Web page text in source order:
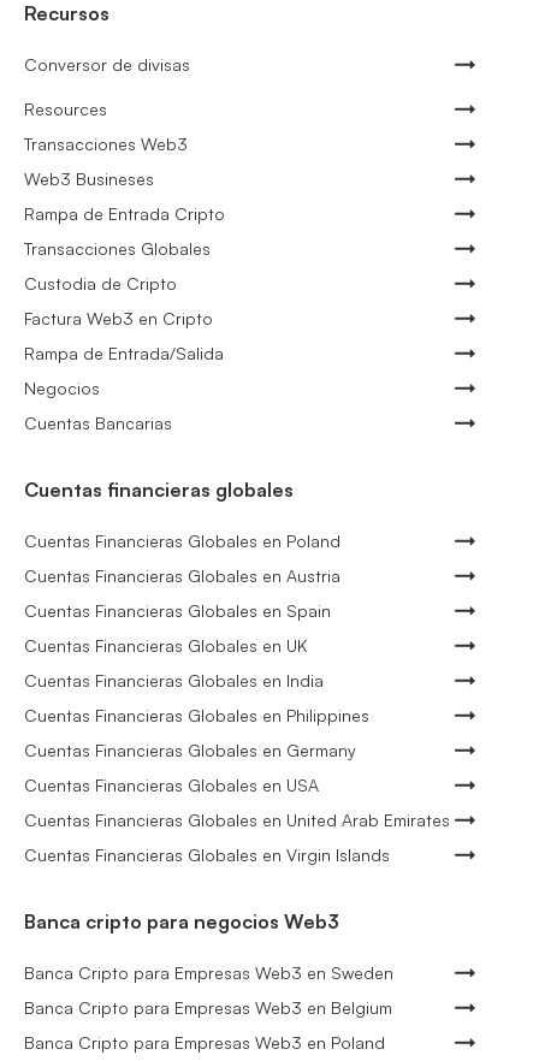
Recursos
Conversor de divisas
Resources
Transacciones Web3
Web3 Busineses
Rampa de Entrada Cripto
Transacciones Globales
Custodia de Cripto
Factura Web3 en Cripto
Rampa de Entrada/Salida
Negocios
Cuentas Bancarias
Cuentas financieras globales
Cuentas Financieras Globales en Poland
Cuentas Financieras Globales en Austria
Cuentas Financieras Globales en Spain
Cuentas Financieras Globales en UK
Cuentas Financieras Globales en India
Cuentas Financieras Globales en Philippines
Cuentas Financieras Globales en Germany
Cuentas Financieras Globales en USA
Cuentas Financieras Globales en United Arab Emirates
Cuentas Financieras Globales en Virgin Islands
Banca cripto para negocios Web3
Banca Cripto para Empresas Web3 en Sweden
Banca Cripto para Empresas Web3 en Belgium
Banca Cripto para Empresas Web3 en Poland